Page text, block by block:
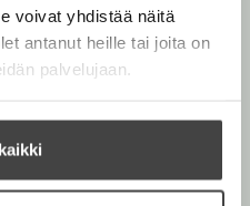
voivat yhdistää näitä
antanut heille tai joita on
palvelujaan.